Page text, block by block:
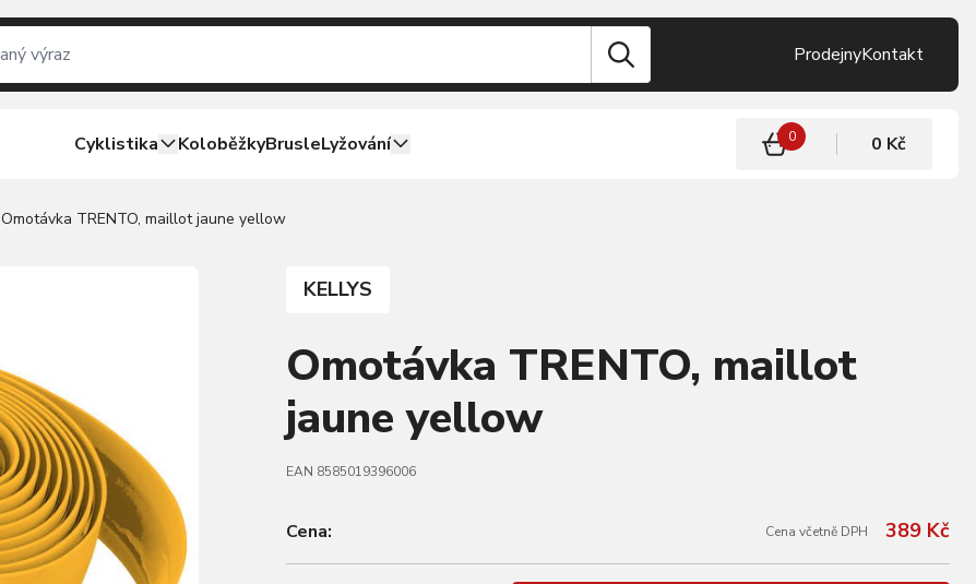
ProdejnyKontakt
Cyklistika KoloběžkyBrusleLyžování 0 0 Kč
Omotávka TRENTO, maillot jaune yellow
KELLYS
Omotávka TRENTO, maillot
jaune yellow
EAN 8585019396006
Cena: Cena včetně DPH 389 Kč